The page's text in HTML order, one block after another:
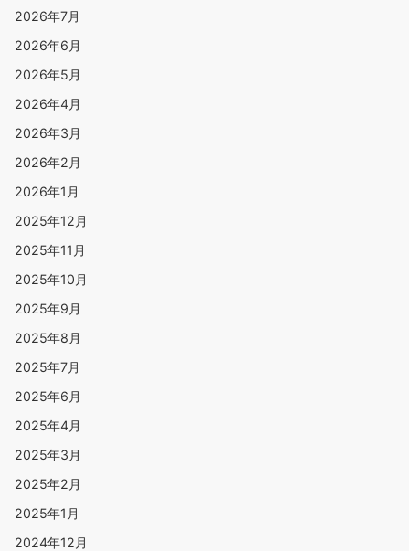
2026年7月
2026年6月
2026年5月
2026年4月
2026年3月
2026年2月
2026年1月
2025年12月
2025年11月
2025年10月
2025年9月
2025年8月
2025年7月
2025年6月
2025年4月
2025年3月
2025年2月
2025年1月
2024年12月